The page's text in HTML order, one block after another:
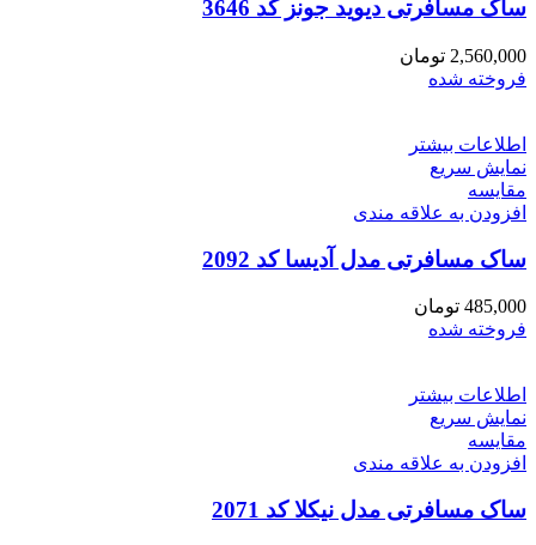
ساک مسافرتی دیوید جونز کد 3646
2,560,000 تومان
فروخته شده
اطلاعات بیشتر
نمایش سریع
مقايسه
افزودن به علاقه مندی
ساک مسافرتی مدل آدیسا کد 2092
485,000 تومان
فروخته شده
اطلاعات بیشتر
نمایش سریع
مقايسه
افزودن به علاقه مندی
ساک مسافرتی مدل نیکلا کد 2071